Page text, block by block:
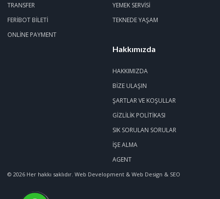
TRANSFER
FERIBOT BILETI
ONLINE PAYMENT
YEMEK SERVISI
TEKNEDE YAŞAM
Hakkımızda
HAKKIMIZDA
BIZE ULAŞIN
ŞARTLAR VE KOŞULLAR
GIZLILIK POLITIKASI
SIK SORULAN SORULAR
İŞE ALMA
AGENT
© 2026 Her hakkı saklıdır. Web Development & Web Design & SEO